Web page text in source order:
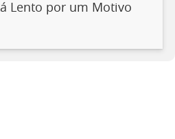
Lento por um Motivo